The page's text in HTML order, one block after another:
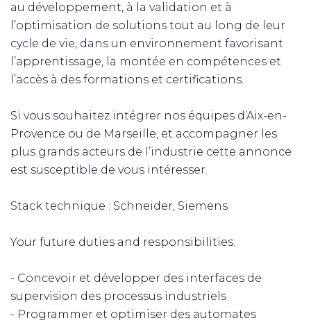
au développement, à la validation et à
l’optimisation de solutions tout au long de leur
cycle de vie, dans un environnement favorisant
l’apprentissage, la montée en compétences et
l’accès à des formations et certifications.
Si vous souhaitez intégrer nos équipes d’Aix-en-
Provence ou de Marseille, et accompagner les
plus grands acteurs de l’industrie cette annonce
est susceptible de vous intéresser.
Stack technique : Schneider, Siemens
Your future duties and responsibilities:
- Concevoir et développer des interfaces de
supervision des processus industriels
- Programmer et optimiser des automates